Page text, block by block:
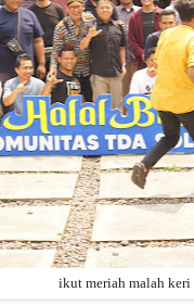
ikut meriah malah keri